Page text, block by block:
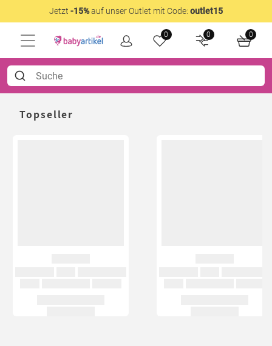
Jetzt -15%auf unser Outlet mit Code: outlet15
0 0 0
Topseller